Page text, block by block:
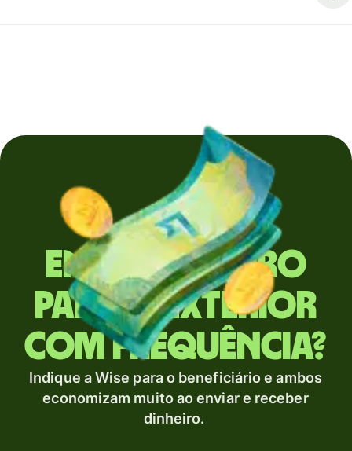
Envia dinheiro
para o exterior
com frequência?
Indique a Wise para o beneficiário e ambos
economizam muito ao enviar e receber
dinheiro.